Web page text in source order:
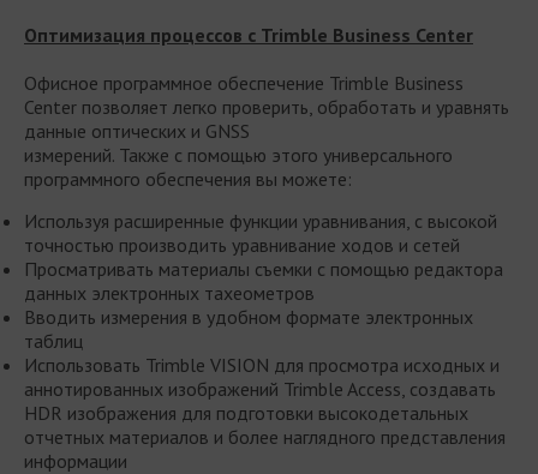
Оптимизация процессов с Trimble Business Center
Офисное программное обеспечение Trimble Business
Center позволяет легко проверить, обработать и уравнять
данные оптических и GNSS
измерений. Также с помощью этого универсального
программного обеспечения вы можете:
Используя расширенные функции уравнивания, с высокой
точностью производить уравнивание ходов и сетей
Просматривать материалы съемки с помощью редактора
данных электронных тахеометров
Вводить измерения в удобном формате электронных
таблиц
Использовать Trimble VISION для просмотра исходных и
аннотированных изображений Trimble Access, создавать
HDR изображения для подготовки высокодетальных
отчетных материалов и более наглядного представления
информации